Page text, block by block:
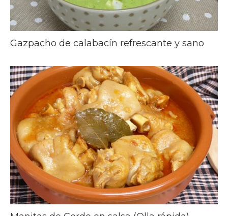
Gazpacho de calabacín refrescante y sano